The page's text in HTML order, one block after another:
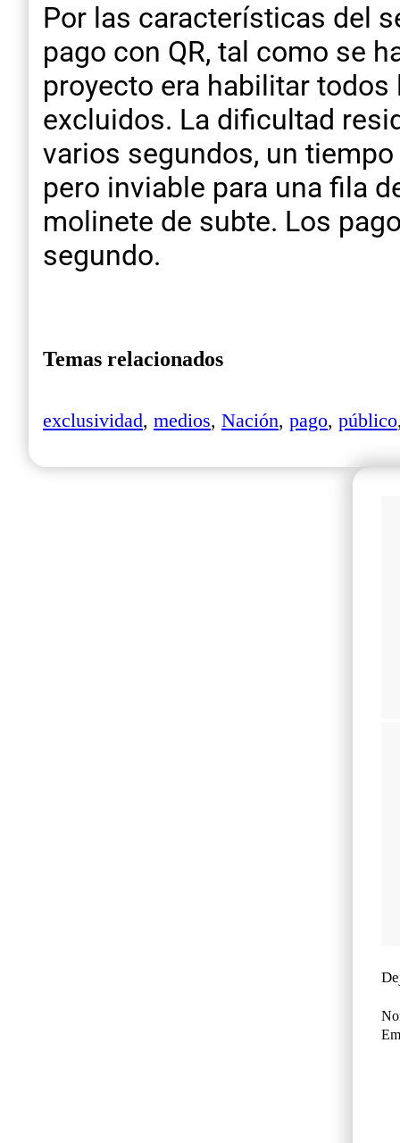
Por las características del
pago con QR, tal como se
proyecto era habilitar
excluidos. La dificultad
varios segundos, un
pero inviable para una fila
molinete de subte. Los
segundo.
Temas relacionados
exclusividad, medios, Nación, pago, público